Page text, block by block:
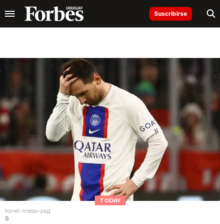
Suscribirse
TODAY
lionel-messi-psg
S